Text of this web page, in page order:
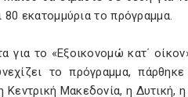
εκατομμύρια το πρόγραμμα.
για το «Εξοικονομώ κατ΄
το πρόγραμμα, πάρθηκε
Μακεδονία, η Δυτική,